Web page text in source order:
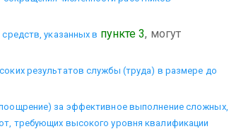
указанных в пункте 3, могут
результатов службы (труда) в размере до
за эффективное выполнение сложных,
требующих высокого уровня квалификации